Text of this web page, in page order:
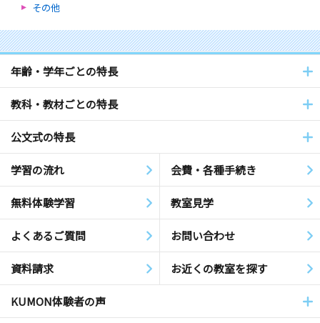
その他
年齢・学年ごとの特長
教科・教材ごとの特長
公文式の特長
学習の流れ 会費・各種手続き
無料体験学習 教室見学
よくあるご質問 お問い合わせ
資料請求 お近くの教室を探す
KUMON体験者の声